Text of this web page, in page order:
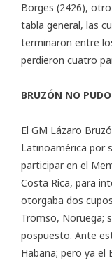
Borges (2426),
tabla general, las
terminaron entre
perdieron cuatro
BRUZÓN NO
El GM Lázaro
Latinoamérica por
participar en el
Costa Rica, para
otorgaba dos
Tromso, Noruega;
pospuesto. Ante
Habana; pero ya el